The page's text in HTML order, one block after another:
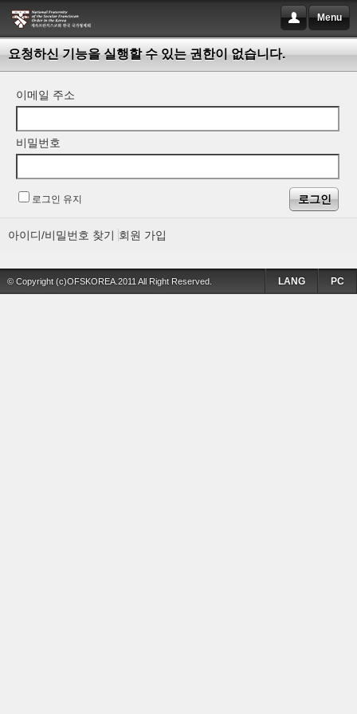
Menu
요청하신 기능을 실행할 수 있는 권한이 없습니다.
이메일 주소
비밀번호
로그인 유지
아이디/비밀번호 찾기 회원 가입
© Copyright (c)OFSKOREA.2011 All Right Reserved. PC
LANG